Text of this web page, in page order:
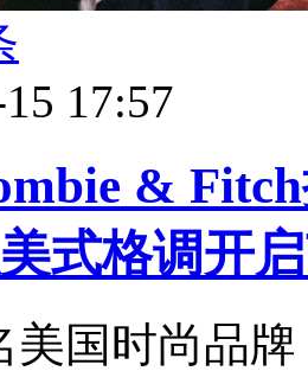
17:57
&
式格调开
美国时尚品牌